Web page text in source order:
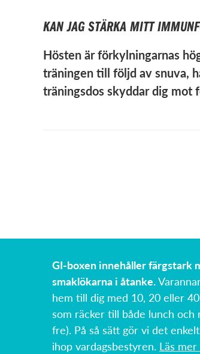
KAN JAG STÄRKA MITT
Hösten är förkylningarnas
träningen till följd av snuva,
träningsdos skyddar dig mot
GI-boxen innehåller färgstark
smaklökarna i åtanke.
hem till dig med 10, 20 eller
som räcker till både lunch och
fre). På så sätt gör vi det
ihop vardagsbestyren. Läs